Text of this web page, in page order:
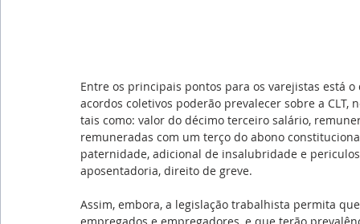
Entre os principais pontos para os varejistas está
acordos coletivos poderão prevalecer sobre a
tais como: valor do décimo terceiro salário,
remuneradas com um terço do abono
paternidade, adicional de insalubridade e
aposentadoria, direito de greve.
Assim, embora, a legislação trabalhista permita
empregados e empregadores, e que terão